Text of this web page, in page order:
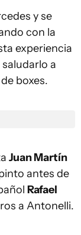
y se
con la
experiencia
a
boxes.
Juan Martín
antes de
Rafael
a Antonelli.